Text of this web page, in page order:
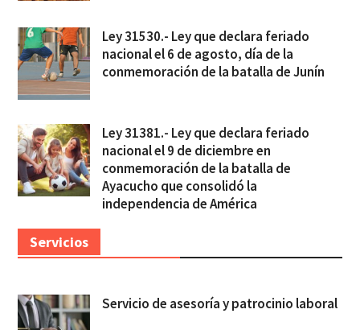
Ley 31530.- Ley que declara feriado
nacional el 6 de agosto, día de la
conmemoración de la batalla de Junín
Ley 31381.- Ley que declara feriado
nacional el 9 de diciembre en
conmemoración de la batalla de
Ayacucho que consolidó la
independencia de América
Servicios
Servicio de asesoría y patrocinio laboral